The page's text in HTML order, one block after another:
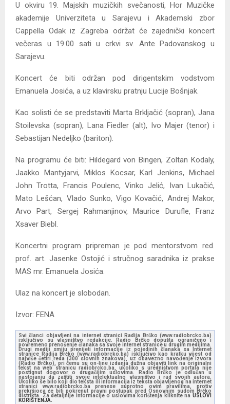
U okviru 19. Majskih muzičkih svečanosti, Hor Muzičke
akademije Univerziteta u Sarajevu i Akademski zbor
Cappella Odak iz Zagreba održat će zajednički koncert
večeras u 19.00 sati u crkvi sv. Ante Padovanskog u
Sarajevu.
Koncert će biti održan pod dirigentskim vodstvom
Emanuela Josića, a uz klavirsku pratnju Lucije Bošnjak.
Kao solisti će se predstaviti Marta Brkljačić (sopran), Jana
Stoilevska (sopran), Lana Fiedler (alt), Ivo Majer (tenor) i
Sebastijan Nedeljko (bariton).
Na programu će biti: Hildegard von Bingen, Zoltan Kodaly,
Jaakko Mantyjarvi, Miklos Kocsar, Karl Jenkins, Michael
John Trotta, Francis Poulenc, Vinko Jelić, Ivan Lukačić,
Mato Lešćan, Vlado Sunko, Vigo Kovačić, Andrej Makor,
Arvo Part, Sergej Rahmanjinov, Maurice Durufle, Franz
Xsaver Biebl.
Koncertni program pripreman je pod mentorstvom red.
prof. art. Jasenke Ostojić i stručnog saradnika iz prakse
MAS mr. Emanuela Josića.
Ulaz na koncert je slobodan.
Izvor: FENA
Svi članci objavljeni na internet stranici Radija Brčko (www.radiobrcko.ba)
isključivo su vlasništvo redakcije. Radio Brčko dopušta ograničeno i
povremeno prenošenje članaka sa svoje internet stranice u drugim medijima.
Drugi mediji smiju prenijeti informacije iz pojedinih članaka sa Internet
stranice Radija Brčko (www.radiobrcko.ba) isključivo kao kratku vijest od
najviše četiri reda (300 slovnih znakova), uz obavezno navođenje izvora
(Radio Brčko), pri čemu su on-line izdanja dužna objaviti link na originalni
tekst na web stranicu radiobrcko.ba, ukoliko s uredništvom portala nije
postignut dogovor o drugačijim uslovima. Radio Brčko je odlučan u
nastojanju da zaštiti svoje intelektualno vlasništvo i rad svojih autora.
Ukoliko se bilo koji dio teksta ili informacija iz teksta objavljenog na internet
stranici www.radiobrcko.ba prenese suprotno ovim pravilima, protiv
prekršioca će biti pokrenut pravni postupak pred Osnovnim sudom Brčko
distrikta. Za detaljnije informacije o uslovima korištenja kliknite na USLOVI
KORIŠTENJA.